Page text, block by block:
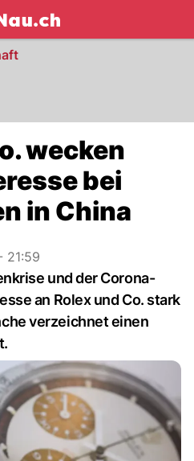
NAU.ch
wecken
bei
in China
21:59
und der Corona-
an Rolex und Co. stark
verzeichnet einen